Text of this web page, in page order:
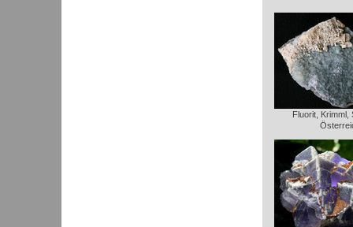
Fluorit, Krimml,